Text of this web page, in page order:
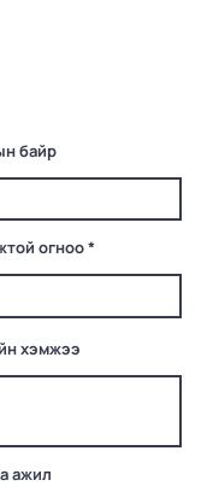
байр
огноо*
q
r
хэмжээ
ажил